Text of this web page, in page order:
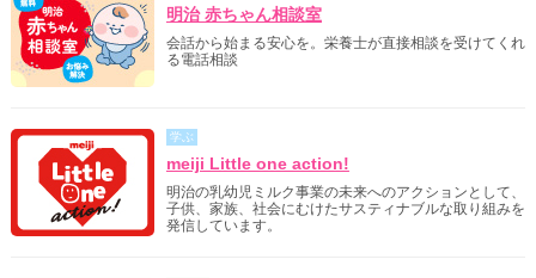
明治 赤ちゃん相談室
会話から始まる安心を。栄養士が直接相談を受けてくれ
る電話相談
学ぶ
meiji Little one action!
明治の乳幼児ミルク事業の未来へのアクションとして、
子供、家族、社会にむけたサスティナブルな取り組みを
発信しています。